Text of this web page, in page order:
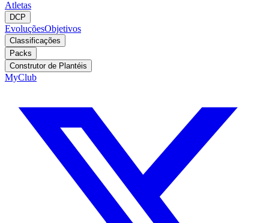
Atletas
DCP
EvoluçõesObjetivos
Classificações
Packs
Construtor de Plantéis
MyClub